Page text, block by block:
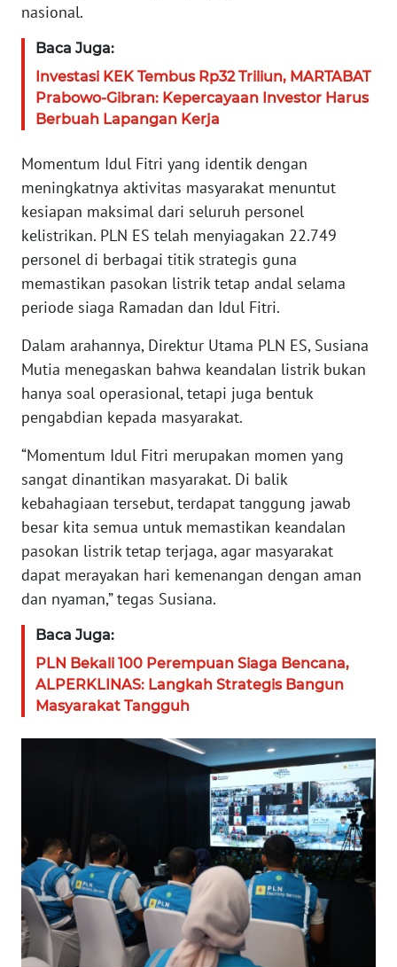
nasional.
Baca Juga:
Investasi KEK Tembus Rp32 Triliun, MARTABAT
Prabowo-Gibran: Kepercayaan Investor Harus
Berbuah Lapangan Kerja
Momentum Idul Fitri yang identik dengan
meningkatnya aktivitas masyarakat menuntut
kesiapan maksimal dari seluruh personel
kelistrikan. PLN ES telah menyiagakan 22.749
personel di berbagai titik strategis guna
memastikan pasokan listrik tetap andal selama
periode siaga Ramadan dan Idul Fitri.
Dalam arahannya, Direktur Utama PLN ES, Susiana
Mutia menegaskan bahwa keandalan listrik bukan
hanya soal operasional, tetapi juga bentuk
pengabdian kepada masyarakat.
“Momentum Idul Fitri merupakan momen yang
sangat dinantikan masyarakat. Di balik
kebahagiaan tersebut, terdapat tanggung jawab
besar kita semua untuk memastikan keandalan
pasokan listrik tetap terjaga, agar masyarakat
dapat merayakan hari kemenangan dengan aman
dan nyaman,” tegas Susiana.
Baca Juga:
PLN Bekali 100 Perempuan Siaga Bencana,
ALPERKLINAS: Langkah Strategis Bangun
Masyarakat Tangguh
JABAR
WN
BANTEN
WN
KEPRI
WN
PAPUA
WN
PAPUA
BARAT
RIAU
WN
SERAMBI
WN
JAMBI
WN
SULTRA
WN
SULBAR
WN
BABEL
WN